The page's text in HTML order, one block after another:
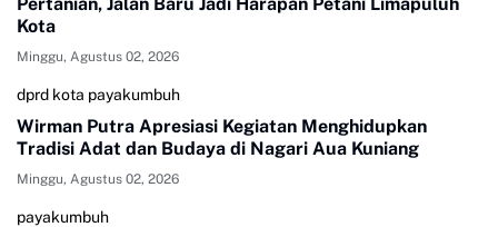
Kota
Minggu, Agustus 02, 2026
dprd kota payakumbuh
Wirman Putra Apresiasi Kegiatan Menghidupkan
Tradisi Adat dan Budaya di Nagari Aua Kuniang
Minggu, Agustus 02, 2026
payakumbuh